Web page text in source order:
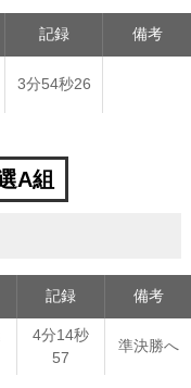
記録 備考
3分54秒26
A組
記録 備考
4分14秒
57
準決勝へ